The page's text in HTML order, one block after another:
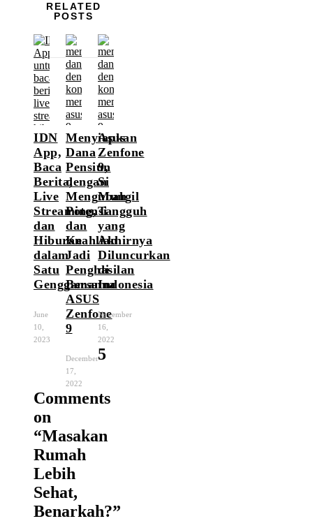
RELATED
POSTS
IDN
App,
Baca
Berita,
Live
Streaming,
dan
Hiburan
dalam
Satu
Genggaman
June
10,
2023
Menyiapkan
Dana
Pensiun
dengan
Mengubah
Potensi
dan
Keahlian
Jadi
Penghasilan
Bersama
ASUS
Zenfone
9
December
17,
2022
Asus
Zenfone
9,
Si
Mungil
Tangguh
yang
Akhirnya
Diluncurkan
di
Indonesia
November
16,
2022
5
Comments
on
“Masakan
Rumah
Lebih
Sehat,
Benarkah?”